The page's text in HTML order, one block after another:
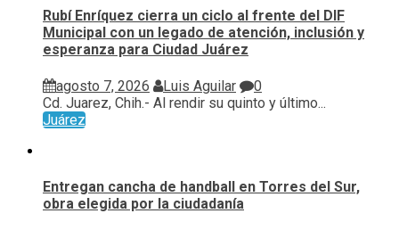
Rubí Enríquez cierra un ciclo al frente del DIF
Municipal con un legado de atención, inclusión y
esperanza para Ciudad Juárez
agosto 7, 2026 Luis Aguilar
0
Cd. Juarez, Chih.- Al rendir su quinto y último...
Juárez
Entregan cancha de handball en Torres del Sur,
obra elegida por la ciudadanía